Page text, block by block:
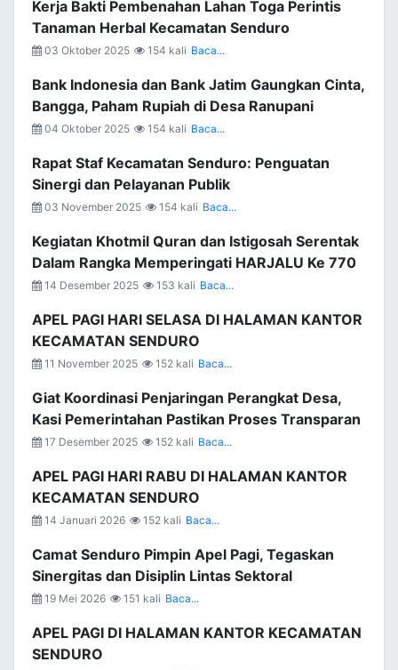
Kerja Bakti Pembenahan Lahan Toga Perintis
Tanaman Herbal Kecamatan Senduro
03 Oktober 2025 154 kali Baca...
Bank Indonesia dan Bank Jatim Gaungkan Cinta,
Bangga, Paham Rupiah di Desa Ranupani
04 Oktober 2025 154 kali Baca...
Rapat Staf Kecamatan Senduro: Penguatan
Sinergi dan Pelayanan Publik
03 November 2025 154 kali Baca...
Kegiatan Khotmil Quran dan Istigosah Serentak
Dalam Rangka Memperingati HARJALU Ke 770
14 Desember 2025 153 kali Baca...
APEL PAGI HARI SELASA DI HALAMAN KANTOR
KECAMATAN SENDURO
11 November 2025 152 kali Baca...
Giat Koordinasi Penjaringan Perangkat Desa,
Kasi Pemerintahan Pastikan Proses Transparan
17 Desember 2025 152 kali Baca...
APEL PAGI HARI RABU DI HALAMAN KANTOR
KECAMATAN SENDURO
14 Januari 2026 152 kali Baca...
Camat Senduro Pimpin Apel Pagi, Tegaskan
Sinergitas dan Disiplin Lintas Sektoral
19 Mei 2026 151 kali Baca...
APEL PAGI DI HALAMAN KANTOR KECAMATAN
SENDURO